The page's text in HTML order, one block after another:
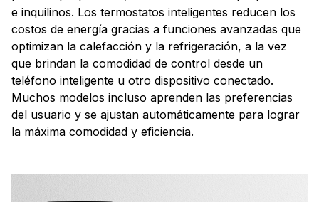
e inquilinos. Los termostatos inteligentes reducen los
costos de energía gracias a funciones avanzadas que
optimizan la calefacción y la refrigeración, a la vez
que brindan la comodidad de control desde un
teléfono inteligente u otro dispositivo conectado.
Muchos modelos incluso aprenden las preferencias
del usuario y se ajustan automáticamente para lograr
la máxima comodidad y eficiencia.